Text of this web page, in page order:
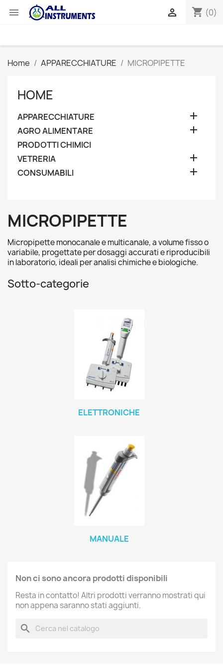
 shopping_cart (0)

Home APPARECCHIATURE MICROPIPETTE
HOME
APPARECCHIATURE 
AGRO ALIMENTARE 
PRODOTTI CHIMICI
VETRERIA

CONSUMABILI 
MICROPIPETTE
Micropipette monocanale e multicanale, a volume fisso o
variabile, progettate per dosaggi accurati e riproducibili
in laboratorio, ideali per analisi chimiche e biologiche.
Sotto-categorie
ELETTRONICHE
MANUALE
Non ci sono ancora prodotti disponibili
Resta in contatto! Altri prodotti verranno mostrati qui
non appena saranno stati aggiunti.
search